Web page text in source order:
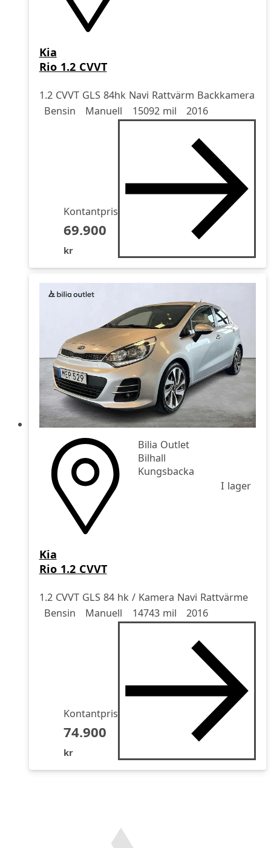
Kia
Rio 1.2 CVVT
1.2 CVVT GLS 84hk Navi Rattvärm Backkamera
Drivmedel
Bensin
DrivmedelManuell
Miltal 15092 mil
årsmodell 2016
Kontantpris
69.900
kr
Bilia Outlet
Bilhall
Kungsbacka
I lager
Kia
Rio 1.2 CVVT
1.2 CVVT GLS 84 hk / Kamera Navi Rattvärme
Drivmedel
Bensin
DrivmedelManuell
Miltal 14743 mil
årsmodell 2016
Kontantpris
74.900
kr